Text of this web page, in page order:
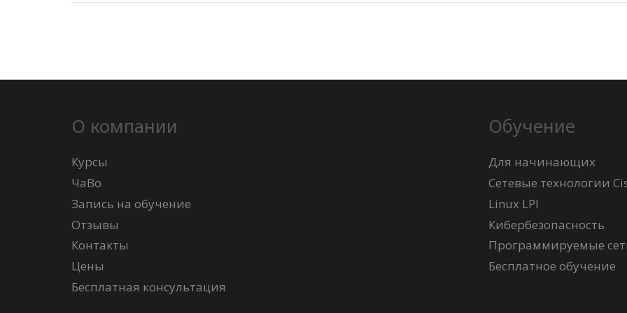
О компании
Курсы
ЧаВо
Запись на обучение
Отзывы
Контакты
Цены
Бесплатная консультация
Обучение
Для начинающих
Сетевые технологии
Linux LPI
Кибербезопасность
Программируемые
Бесплатное обучение